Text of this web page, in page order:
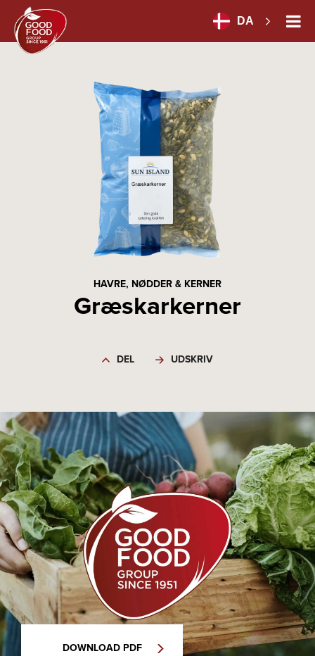
DA
HAVRE, NØDDER & KERNER
Græskarkerner
DEL UDSKRIV
DOWNLOAD PDF